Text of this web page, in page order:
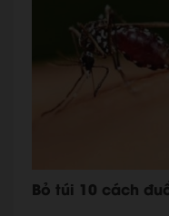
Bỏ túi 10 cách